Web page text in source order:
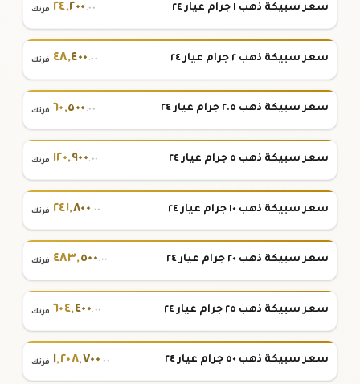
سعر سبيكة ذهب ١ جرام عيار ٢٤ ٢٤,٢٠٠ .٠٠ فرنك
سعر سبيكة ذهب ٢ جرام عيار ٢٤ ٤٨,٤٠٠ .٠٠ فرنك
سعر سبيكة ذهب ٢.٥ جرام عيار ٢٤ ٦٠,٥٠٠ .٠٠ فرنك
سعر سبيكة ذهب ٥ جرام عيار ٢٤ ١٢٠,٩٠٠.٠٠ فرنك
سعر سبيكة ذهب ١٠ جرام عيار ٢٤ ٢٤١,٨٠٠.٠٠ فرنك
سعر سبيكة ذهب ٢٠ جرام عيار ٢٤ ٤٨٣,٥٠٠.٠٠ فرنك
سعر سبيكة ذهب ٢٥ جرام عيار ٢٤ ٦٠٤,٤٠٠.٠٠ فرنك
سعر سبيكة ذهب ٥٠ جرام عيار ٢٤ ١,٢٠٨,٧٠٠.٠٠ فرنك